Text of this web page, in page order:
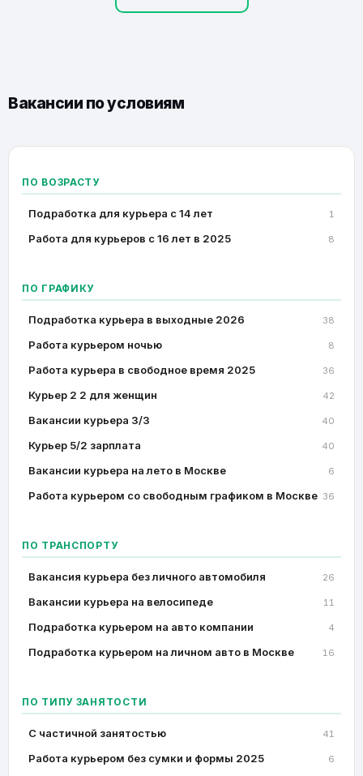
Вакансии по условиям
ПО ВОЗРАСТУ
Подработка для курьера с 14 лет 1
Работа для курьеров с 16 лет в 2025 8
ПО ГРАФИКУ
Подработка курьера в выходные 2026 38
Работа курьером ночью 8
Работа курьера в свободное время 2025 36
Курьер 2 2 для женщин 42
Вакансии курьера 3/3 40
Курьер 5/2 зарплата 40
Вакансии курьера на лето в Москве 6
Работа курьером со свободным графиком в Москве 36
ПО ТРАНСПОРТУ
Вакансия курьера без личного автомобиля 26
Вакансии курьера на велосипеде 11
Подработка курьером на авто компании 4
Подработка курьером на личном авто в Москве 16
ПО ТИПУ ЗАНЯТОСТИ
C частичной занятостью 41
Работа курьером без сумки и формы 2025 6